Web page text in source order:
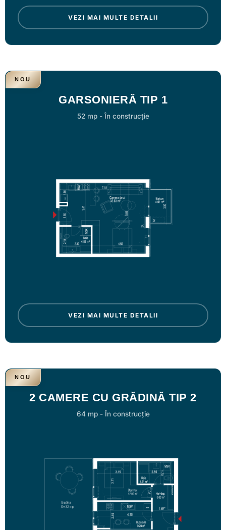
VEZI MAI MULTE DETALII
NOU
GARSONIERĂ TIP 1
52 mp -În construcție
VEZI MAI MULTE DETALII
NOU
2 CAMERE CU GRĂDINĂ TIP 2
64 mp -În construcție